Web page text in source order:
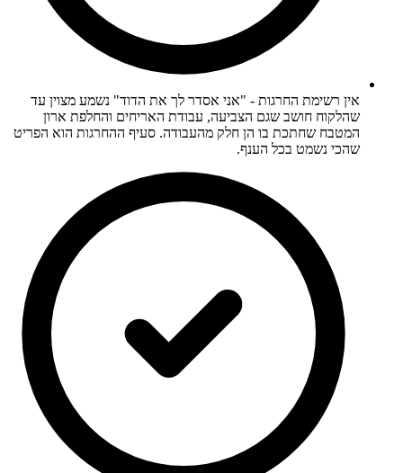
אין רשימת החרגות - "אני אסדר לך את הדוד" נשמע מצוין עד
שהלקוח חושב שגם הצביעה, עבודת האריחים והחלפת ארון
המטבח שחתכת בו הן חלק מהעבודה. סעיף ההחרגות הוא הפריט
שהכי נשמט בכל הענף.